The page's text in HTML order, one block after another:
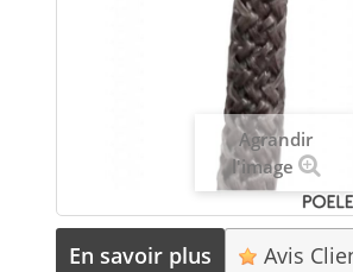
Agrandir
l'image
En savoir plus Avis